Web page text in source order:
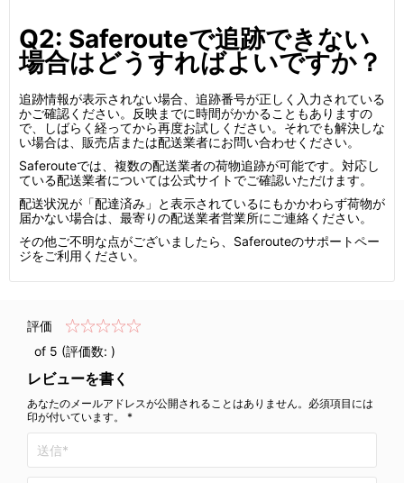
Q2: Saferouteで追跡できない
場合はどうすればよいですか？
追跡情報が表示されない場合、追跡番号が正しく入力されている
かご確認ください。反映までに時間がかかることもありますの
で、しばらく経ってから再度お試しください。それでも解決しな
い場合は、販売店または配送業者にお問い合わせください。
Saferouteでは、複数の配送業者の荷物追跡が可能です。対応し
ている配送業者については公式サイトでご確認いただけます。
配送状況が「配達済み」と表示されているにもかかわらず荷物が
届かない場合は、最寄りの配送業者営業所にご連絡ください。
その他ご不明な点がございましたら、Saferouteのサポートペー
ジをご利用ください。
評価
of 5 (評価数: )
レビューを書く
あなたのメールアドレスが公開されることはありません。必須項目には
印が付いています。 *